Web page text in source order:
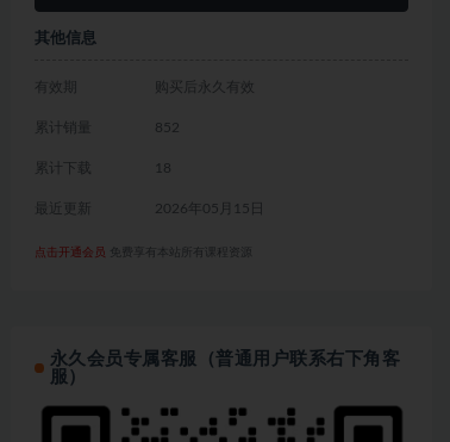
其他信息
有效期 购买后永久有效
累计销量 852
累计下载 18
最近更新 2026年05月15日
点击开通会员 免费享有本站所有课程资源
永久会员专属客服（普通用户联系右下角客
服）